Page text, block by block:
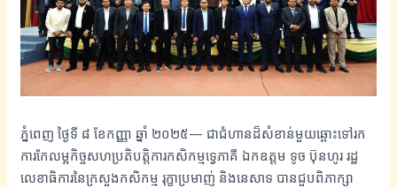
ភ្នំពេញ ថ្ងៃទី ៨ ខែកញ្ញា ឆ្នាំ ២០២៥— ជាជំហានដ៏សំខាន់មួយឆ្ពោះទៅរក
ការកែលម្អកិច្ចសហប្រតិបត្តិការកសិកម្មទ្វេភាគី ឯកឧត្តម ទូច ប៊ុនហូរ រដ្ឋ
លេខាធិការនៃក្រសួងកសិកម្ម រុក្ខាប្រមាញ់ និងនេសាទ បានជួបពិភាក្សា